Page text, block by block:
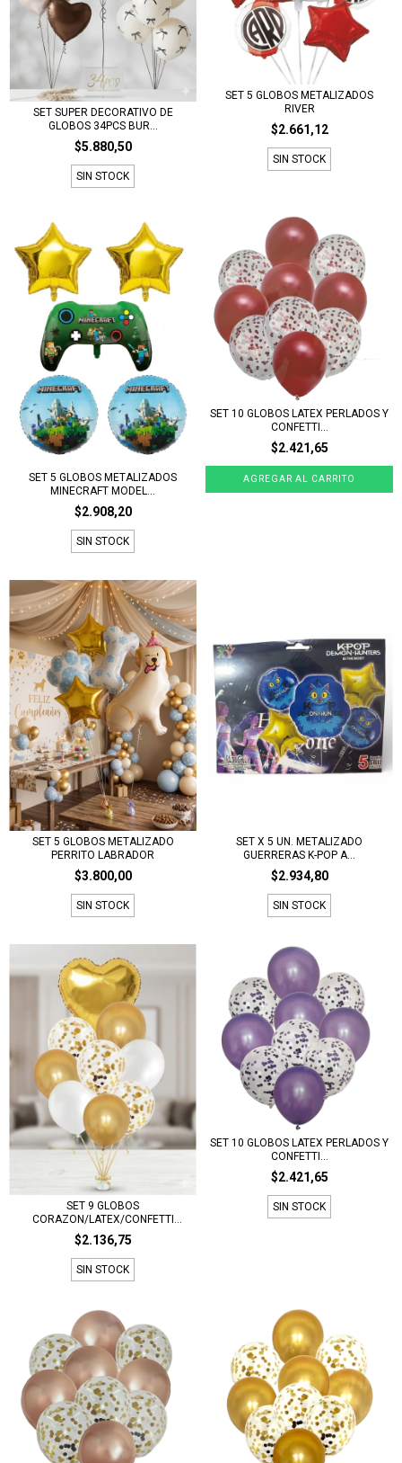
SET SUPER DECORATIVO DE
GLOBOS 34PCS BUR...
$5.880,50
SIN STOCK
SET 5 GLOBOS METALIZADOS
RIVER
$2.661,12
SIN STOCK
SET 5 GLOBOS METALIZADOS
MINECRAFT MODEL...
$2.908,20
SIN STOCK
SET 10 GLOBOS LATEX PERLADOS Y
CONFETTI...
$2.421,65
SET 5 GLOBOS METALIZADO
PERRITO LABRADOR
$3.800,00
SIN STOCK
SET X 5 UN. METALIZADO
GUERRERAS K-POP A...
$2.934,80
SIN STOCK
SET 9 GLOBOS
CORAZON/LATEX/CONFETTI
DORA...
$2.136,75
SIN STOCK
SET 10 GLOBOS LATEX PERLADOS Y
CONFETTI...
$2.421,65
SIN STOCK